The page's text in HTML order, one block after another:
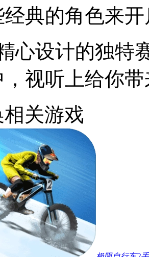
经典的角色来
心设计的独特
，视听上给你
相关游戏